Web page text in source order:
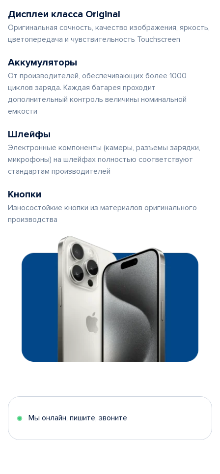
Дисплеи класса Original
Оригинальная сочность, качество изображения, яркость,
цветопередача и чувствительность Touchscreen
Аккумуляторы
От производителей, обеспечивающих более 1000
циклов заряда. Каждая батарея проходит
дополнительный контроль величины номинальной
емкости
Шлейфы
Электронные компоненты (камеры, разъемы зарядки,
микрофоны) на шлейфах полностью соответствуют
стандартам производителей
Кнопки
Износостойкие кнопки из материалов оригинального
производства
Мы онлайн, пишите, звоните